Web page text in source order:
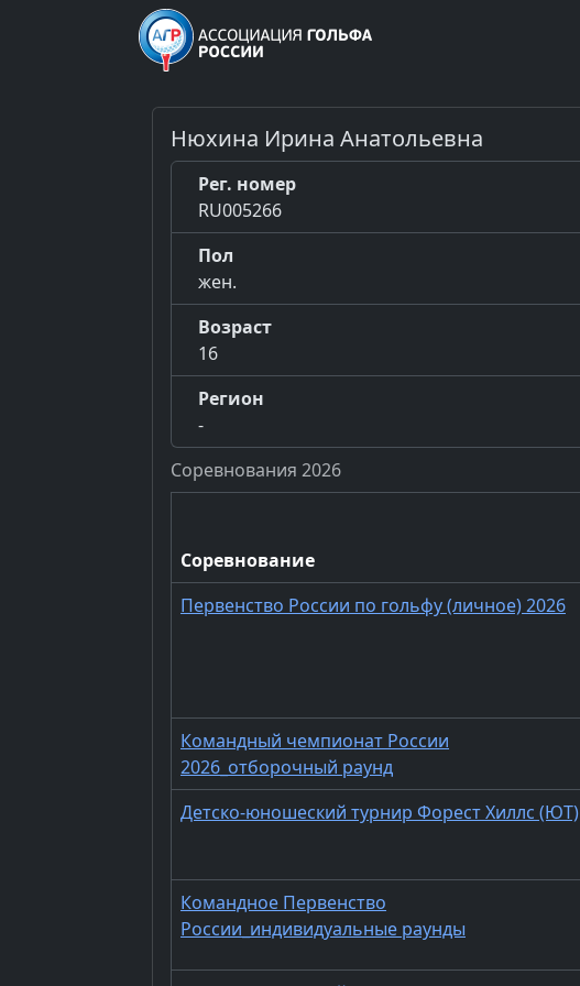
Нюхина Ирина Анатольевна
Рег. номер
RU005266
Пол
жен.
Возраст
16
Регион
-
Соревнования 2026
Соревнование
Первенство России по гольфу (личное) 2026
Командный чемпионат России
2026_отборочный раунд
Детско-юношеский турнир Форест Хиллс (ЮТ)
Командное Первенство
России_индивидуальные раунды